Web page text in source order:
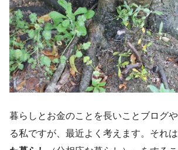
暮らしとお金のことを長いことブログ
る私ですが、最近よく考えます。それ